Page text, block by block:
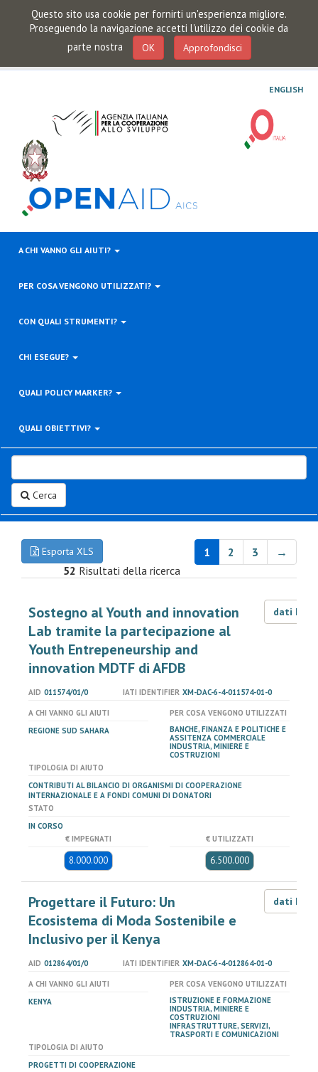
Questo sito usa cookie per fornirti un'esperienza migliore.
Proseguendo la navigazione accetti l'utilizzo dei cookie da
parte nostra
OK Approfondisci
ENGLISH
A CHI VANNO GLI AIUTI?
PER COSA VENGONO UTILIZZATI?
CON QUALI STRUMENTI?
CHI ESEGUE?
QUALI POLICY MARKER?
QUALI OBIETTIVI?
Cerca
Esporta XLS 1 2 3
→
52 Risultati della ricerca
Sostegno al Youth and innovation
Lab tramite la partecipazione al
Youth Entrepeneurship and
innovation MDTF di AFDB
dati LOD
AID 011574/01/0 IATI IDENTIFIER XM-DAC-6-4-011574-01-0
A CHI VANNO GLI AIUTI
REGIONE SUD SAHARA
PER COSA VENGONO UTILIZZATI
BANCHE, FINANZA E POLITICHE E
ASSITENZA COMMERCIALE
INDUSTRIA, MINIERE E
COSTRUZIONI
TIPOLOGIA DI AIUTO
CONTRIBUTI AL BILANCIO DI ORGANISMI DI COOPERAZIONE
INTERNAZIONALE E A FONDI COMUNI DI DONATORI
STATO
IN CORSO
€ IMPEGNATI
8.000.000
€ UTILIZZATI
6.500.000
Progettare il Futuro: Un
Ecosistema di Moda Sostenibile e
Inclusivo per il Kenya
dati LOD
AID 012864/01/0 IATI IDENTIFIER XM-DAC-6-4-012864-01-0
A CHI VANNO GLI AIUTI
KENYA
PER COSA VENGONO UTILIZZATI
ISTRUZIONE E FORMAZIONE
INDUSTRIA, MINIERE E
COSTRUZIONI
INFRASTRUTTURE, SERVIZI,
TRASPORTI E COMUNICAZIONI
TIPOLOGIA DI AIUTO
PROGETTI DI COOPERAZIONE